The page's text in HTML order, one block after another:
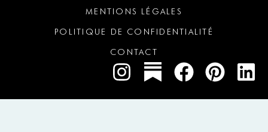
MENTIONS LÉGALES
POLITIQUE DE CONFIDENTIALITÉ
CONTACT